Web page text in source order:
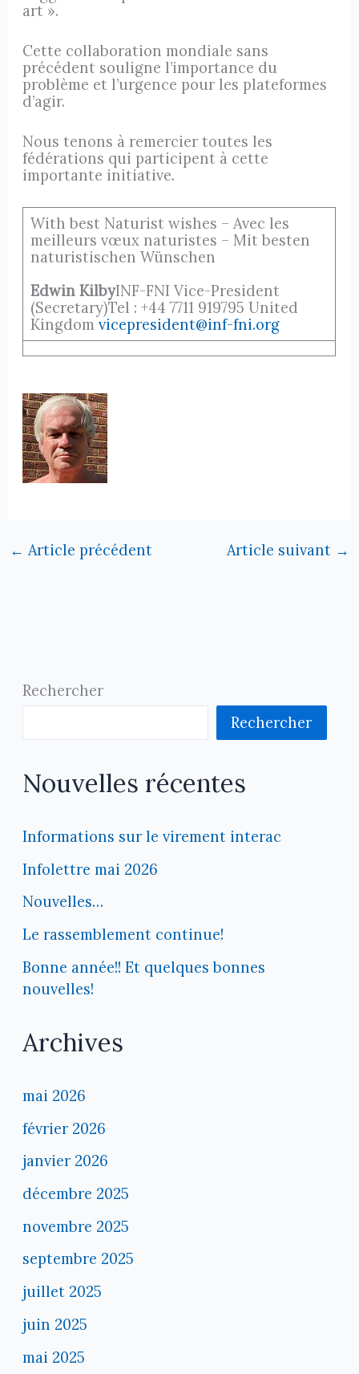
art ».
Cette collaboration mondiale sans
précédent souligne l’importance du
problème et l’urgence pour les plateformes
d’agir.
Nous tenons à remercier toutes les
fédérations qui participent à cette
importante initiative.
With best Naturist wishes – Avec les
meilleurs vœux naturistes – Mit besten
naturistischen Wünschen
Edwin KilbyINF-FNI Vice-President
(Secretary)Tel : +44 7711 919795 United
Kingdomvicepresident@inf-fni.org
← Article précédent Article suivant →
Rechercher
Rechercher
Nouvelles récentes
Informations sur le virement interac
Infolettre mai 2026
Nouvelles…
Le rassemblement continue!
Bonne année!! Et quelques bonnes
nouvelles!
Archives
mai 2026
février 2026
janvier 2026
décembre 2025
novembre 2025
septembre 2025
juillet 2025
juin 2025
mai 2025